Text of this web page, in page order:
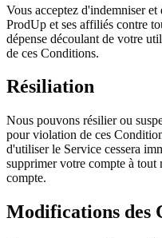
Vous acceptez d'indemniser
ProdUp et ses affiliés contre
dépense découlant de votre
de ces Conditions.
Résiliation
Nous pouvons résilier ou
pour violation de ces
d'utiliser le Service cessera
supprimer votre compte à tout
compte.
Modifications des